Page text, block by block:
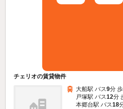
チェリオの賃貸物件
大船駅 バス9分 歩
戸塚駅 バス12分
本郷台駅 バス18